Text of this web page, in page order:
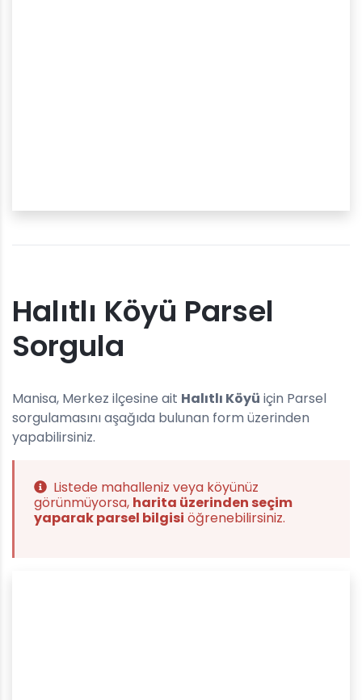
Halıtlı Köyü Parsel
Sorgula
Manisa, Merkez ilçesine ait Halıtlı Köyü için Parsel
sorgulamasını aşağıda bulunan form üzerinden
yapabilirsiniz.
Listede mahalleniz veya köyünüz
görünmüyorsa, harita üzerinden seçim
yaparak parsel bilgisi öğrenebilirsiniz.